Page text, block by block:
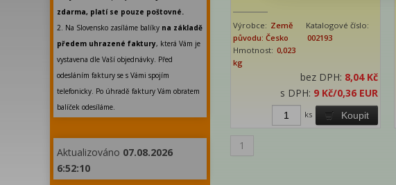
zdarma, platí se pouze poštovné.
2. Na Slovensko zasíláme balíky na základě
předem uhrazené faktury, která Vám je
vystavena dle Vaší objednávky. Před
odesláním faktury se s Vámi spojím
telefonicky. Po úhradě faktury Vám obratem
balíček odesíláme.
Aktualizováno 07.08.2026
6:52:10
Výrobce: Země
původu: Česko
Katalogové číslo:
002193
Hmotnost: 0,023
kg
bez DPH: 8,04 Kč
s DPH: 9 Kč/0,36 EUR
Koupit
ks
1